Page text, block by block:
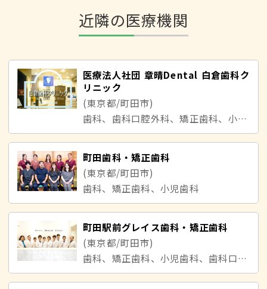
近隣の医療機関
医療法人社団 章晴Dental 白倉歯科ク
リニック
(東京都/町田市)
歯科、歯科口腔外科、矯正歯科、小児歯科
町田歯科・矯正歯科
(東京都/町田市)
歯科、矯正歯科、小児歯科
町田駅前グレイス歯科・矯正歯科
(東京都/町田市)
歯科、矯正歯科、小児歯科、歯科口腔外科